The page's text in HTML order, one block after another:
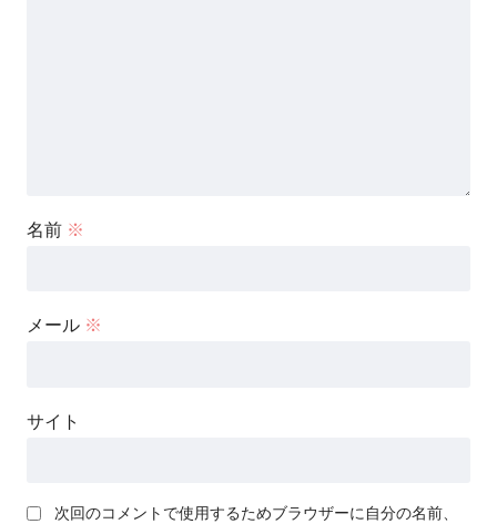
名前 ※
メール ※
サイト
次回のコメントで使用するためブラウザーに自分の名前、